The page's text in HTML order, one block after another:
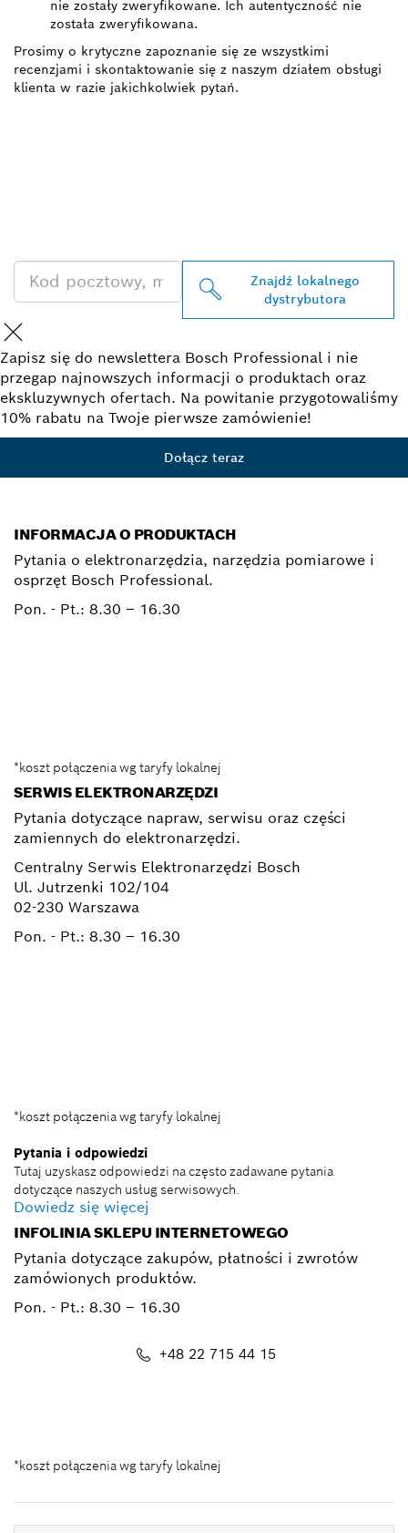
nie zostały zweryfikowane. Ich autentyczność nie
została zweryfikowana.
Prosimy o krytyczne zapoznanie się ze wszystkimi
recenzjami i skontaktowanie się z naszym działem obsługi
klienta w razie jakichkolwiek pytań.
Znajdź lokalnego
dystrybutora
Zapisz się do newslettera Bosch Professional i nie
przegap najnowszych informacji o produktach oraz
ekskluzywnych ofertach. Na powitanie przygotowaliśmy
10% rabatu na Twoje pierwsze zamówienie!
Dołącz teraz
INFORMACJA O PRODUKTACH
Pytania o elektronarzędzia, narzędzia pomiarowe i
osprzęt Bosch Professional.
Pon. - Pt.: 8.30 – 16.30
*koszt połączenia wg taryfy lokalnej
SERWIS ELEKTRONARZĘDZI
Pytania dotyczące napraw, serwisu oraz części
zamiennych do elektronarzędzi.
Centralny Serwis Elektronarzędzi Bosch
Ul. Jutrzenki 102/104
02-230 Warszawa
Pon. - Pt.: 8.30 – 16.30
*koszt połączenia wg taryfy lokalnej
Pytania i odpowiedzi
Tutaj uzyskasz odpowiedzi na często zadawane pytania
dotyczące naszych usług serwisowych.
Dowiedz się więcej
INFOLINIA SKLEPU INTERNETOWEGO
Pytania dotyczące zakupów, płatności i zwrotów
zamówionych produktów.
Pon. - Pt.: 8.30 – 16.30
+48 22 715 44 15
*koszt połączenia wg taryfy lokalnej